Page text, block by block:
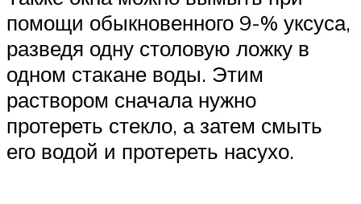
помощи обыкновенного 9-% уксуса,
разведя одну столовую ложку в
одном стакане воды. Этим
раствором сначала нужно
протереть стекло, а затем смыть
его водой и протереть насухо.